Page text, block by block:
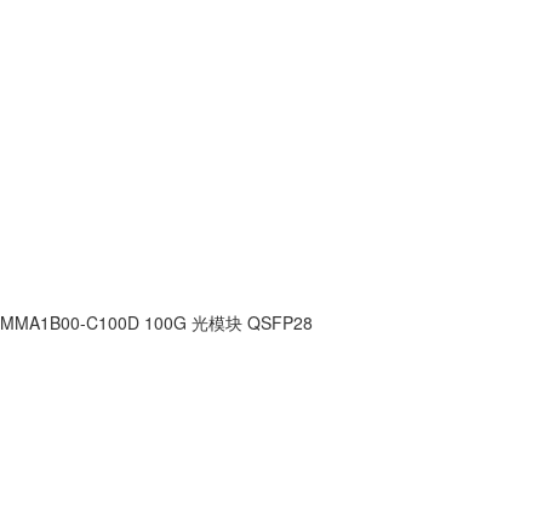
MMA1B00-C100D 100G 光模块 QSFP28